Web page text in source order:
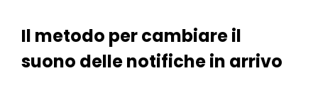
Il metodo per cambiare il
suono delle notifiche in arrivo